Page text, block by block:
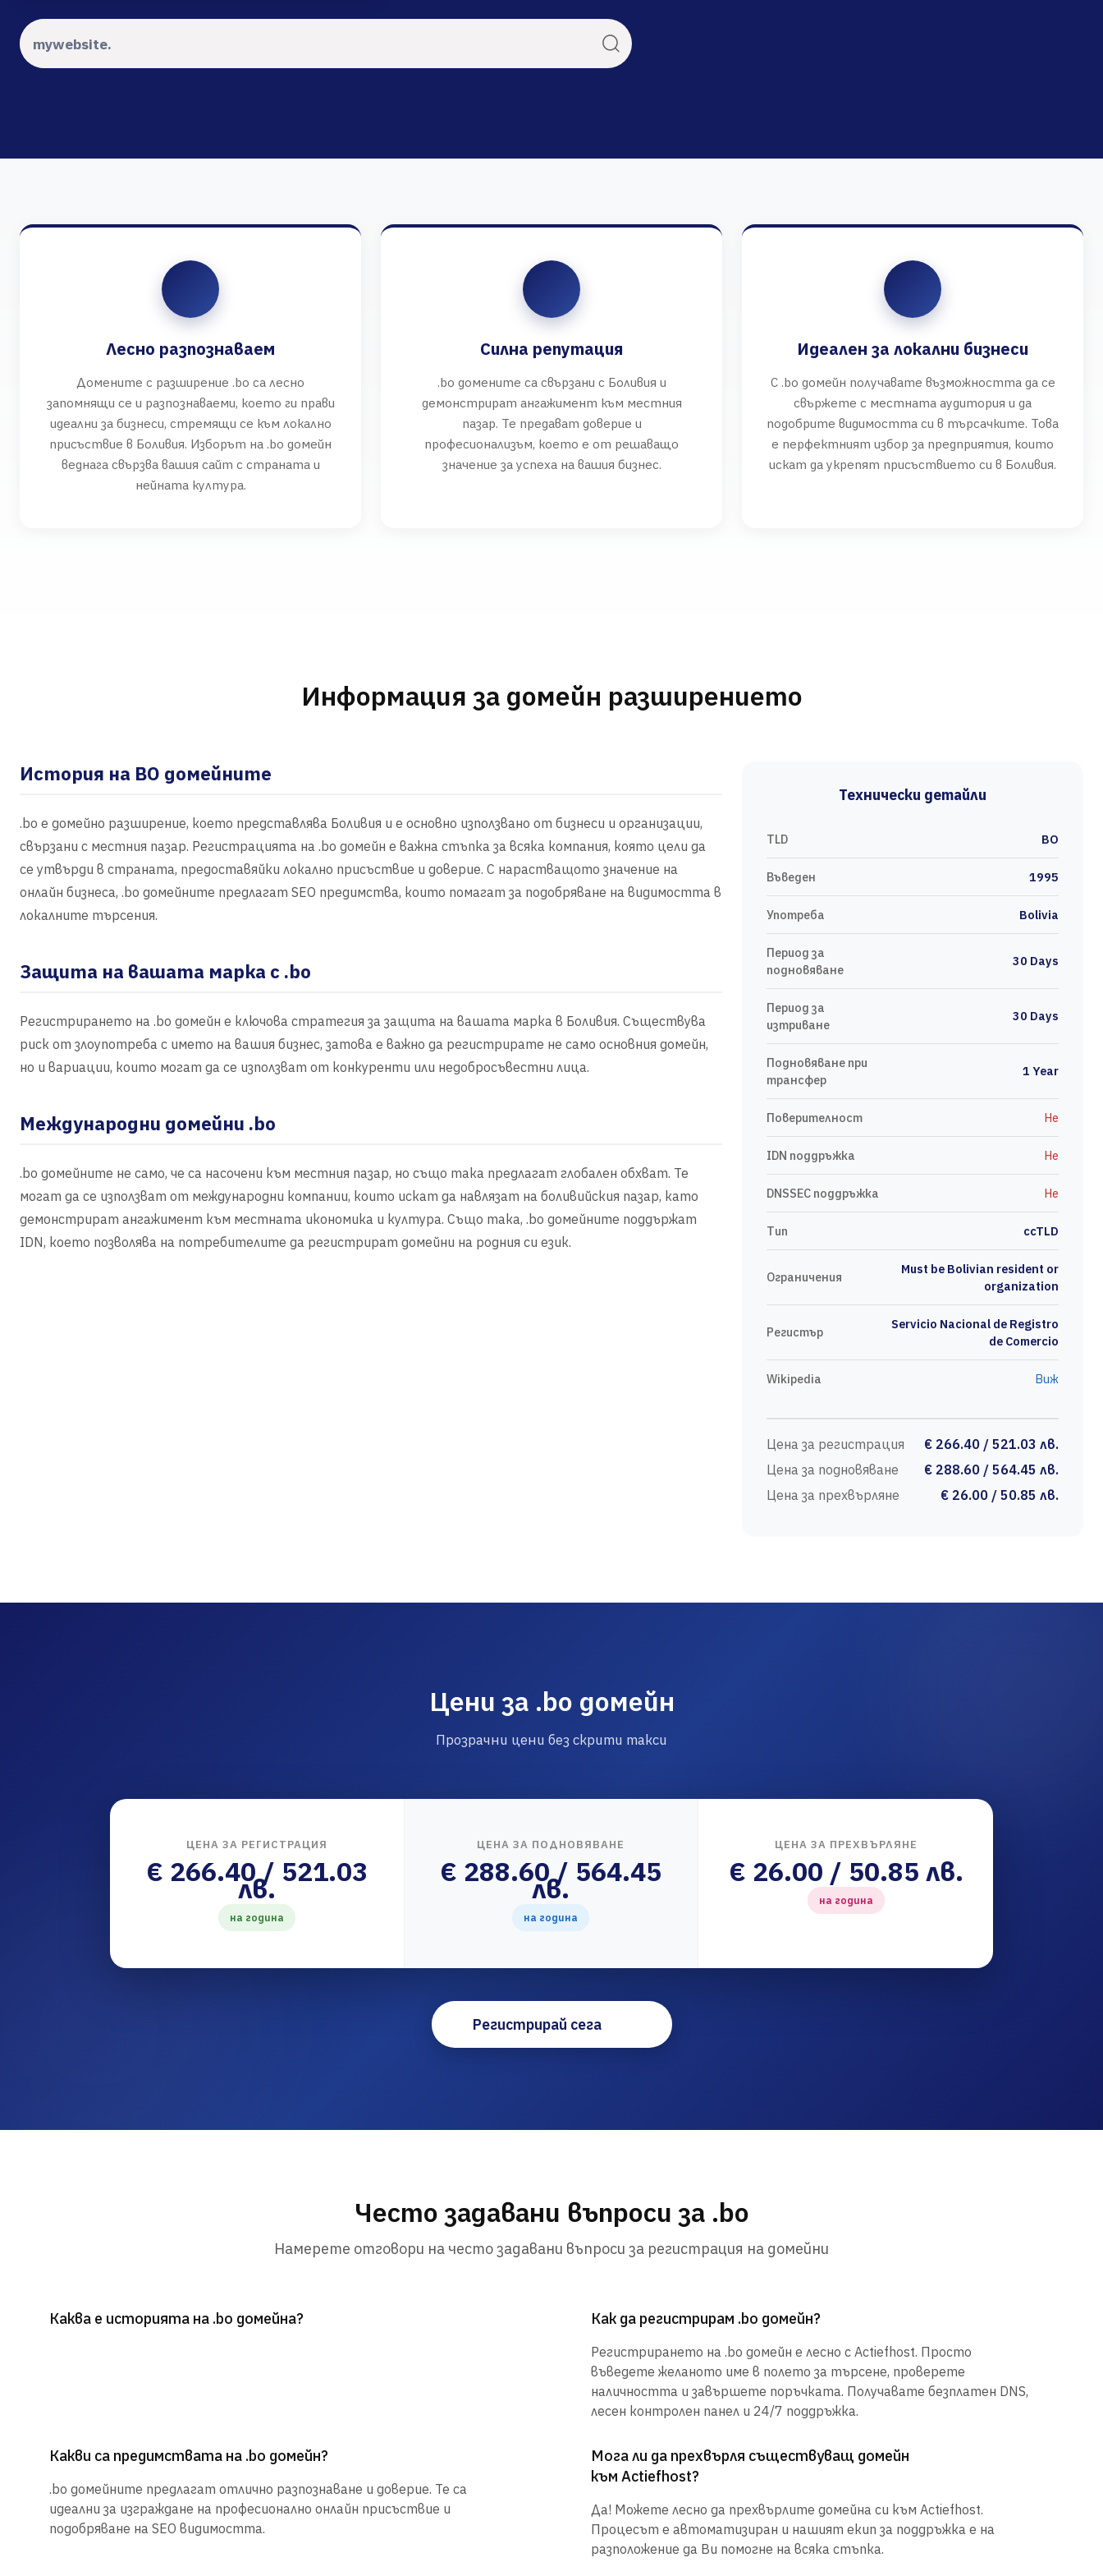
Лесно разпознаваем
Домените с разширение .bo са лесно
запомнящи се и разпознаваеми, което ги прави
идеални за бизнеси, стремящи се към локално
присъствие в Боливия. Изборът на .bo домейн
веднага свързва вашия сайт с страната и
нейната култура.
Силна репутация
.bo домените са свързани с Боливия и
демонстрират ангажимент към местния
пазар. Те предават доверие и
професионализъм, което е от решаващо
значение за успеха на вашия бизнес.
Идеален за локални бизнеси
С .bo домейн получавате възможността да се
свържете с местната аудитория и да
подобрите видимостта си в търсачките. Това
е перфектният избор за предприятия, които
искат да укрепят присъствието си в Боливия.
Информация за домейн разширението
История на BO домейните
.bo е домейно разширение, което представлява Боливия и е основно използвано от бизнеси и организации,
свързани с местния пазар. Регистрацията на .bo домейн е важна стъпка за всяка компания, която цели да
се утвърди в страната, предоставяйки локално присъствие и доверие. С нарастващото значение на
онлайн бизнеса, .bo домейните предлагат SEO предимства, които помагат за подобряване на видимостта в
локалните търсения.
Защита на вашата марка с .bo
Регистрирането на .bo домейн е ключова стратегия за защита на вашата марка в Боливия. Съществува
риск от злоупотреба с името на вашия бизнес, затова е важно да регистрирате не само основния домейн,
но и вариации, които могат да се използват от конкуренти или недобросъвестни лица.
Международни домейни .bo
.bo домейните не само, че са насочени към местния пазар, но също така предлагат глобален обхват. Те
могат да се използват от международни компании, които искат да навлязат на боливийския пазар, като
демонстрират ангажимент към местната икономика и култура. Също така, .bo домейните поддържат
IDN, което позволява на потребителите да регистрират домейни на родния си език.
Технически детайли
TLD BO
Въведен 1995
Употреба Bolivia
Период за
подновяване
30 Days
Период за
изтриване
30 Days
Подновяване при
трансфер
1 Year
Поверителност Не
IDN поддръжка Не
DNSSEC поддръжка Не
Тип ccTLD
Ограничения
Must be Bolivian resident or
organization
Регистър
Servicio Nacional de Registro
de Comercio
Wikipedia Виж
Цена за регистрация
€ 266.40 / 521.03 лв.
Цена за подновяване
€ 288.60 / 564.45 лв.
Цена за прехвърляне
€ 26.00 / 50.85 лв.
Цени за .bo домейн
Прозрачни цени без скрити такси
ЦЕНА ЗА РЕГИСТРАЦИЯ
€ 266.40 / 521.03
лв.
на година
ЦЕНА ЗА ПОДНОВЯВАНЕ
€ 288.60 / 564.45
лв.
на година
ЦЕНА ЗА ПРЕХВЪРЛЯНЕ
€ 26.00 / 50.85 лв.
на година
Регистрирай сега
Често задавани въпроси за .bo
Намерете отговори на често задавани въпроси за регистрация на домейни
Каква е историята на .bo домейна? Как да регистрирам .bo домейн?
Регистрирането на .bo домейн е лесно с Actiefhost. Просто
въведете желаното име в полето за търсене, проверете
наличността и завършете поръчката. Получавате безплатен DNS,
лесен контролен панел и 24/7 поддръжка.
Какви са предимствата на .bo домейн?
.bo домейните предлагат отлично разпознаване и доверие. Те са
идеални за изграждане на професионално онлайн присъствие и
подобряване на SEO видимостта.
Мога ли да прехвърля съществуващ домейн
към Actiefhost?
Да! Можете лесно да прехвърлите домейна си към Actiefhost.
Процесът е автоматизиран и нашият екип за поддръжка е на
разположение да Ви помогне на всяка стъпка.